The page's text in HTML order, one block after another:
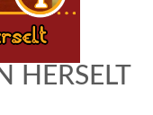
HERSELT